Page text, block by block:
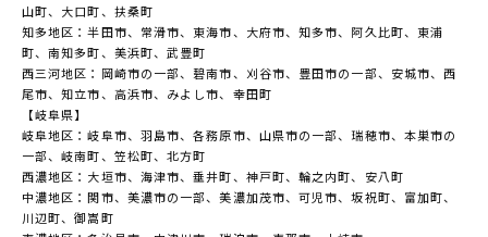
山町、大口町、扶桑町
知多地区：半田市、常滑市、東海市、大府市、知多市、阿久比町、東浦
町、南知多町、美浜町、武豊町
西三河地区：岡崎市の一部、碧南市、刈谷市、豊田市の一部、安城市、西
尾市、知立市、高浜市、みよし市、幸田町
【岐阜県】
岐阜地区：岐阜市、羽島市、各務原市、山県市の一部、瑞穂市、本巣市の
一部、岐南町、笠松町、北方町
西濃地区：大垣市、海津市、垂井町、神戸町、輪之内町、安八町
中濃地区：関市、美濃市の一部、美濃加茂市、可児市、坂祝町、富加町、
川辺町、御嵩町